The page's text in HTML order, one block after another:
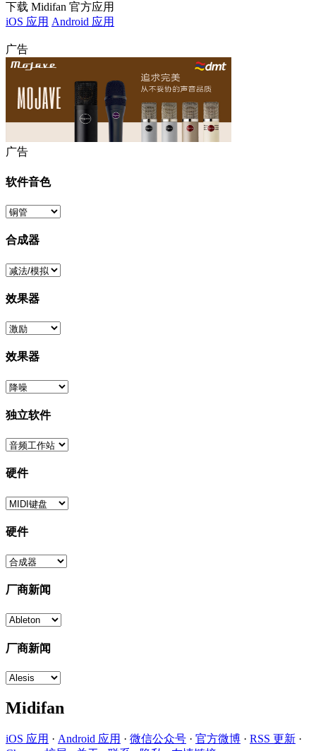
下载 Midifan 官方应用
iOS 应用 Android 应用
广告
广告
软件音色
合成器
效果器
效果器
独立软件
硬件
硬件
厂商新闻
厂商新闻
Midifan
iOS 应用 · Android 应用 · 微信公众号 · 官方微博 · RSS 更新 ·